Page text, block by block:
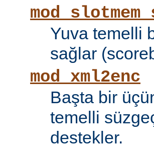
Yuva temelli
sağlar
mod_xml2enc
Başta bir
temelli
destekler.